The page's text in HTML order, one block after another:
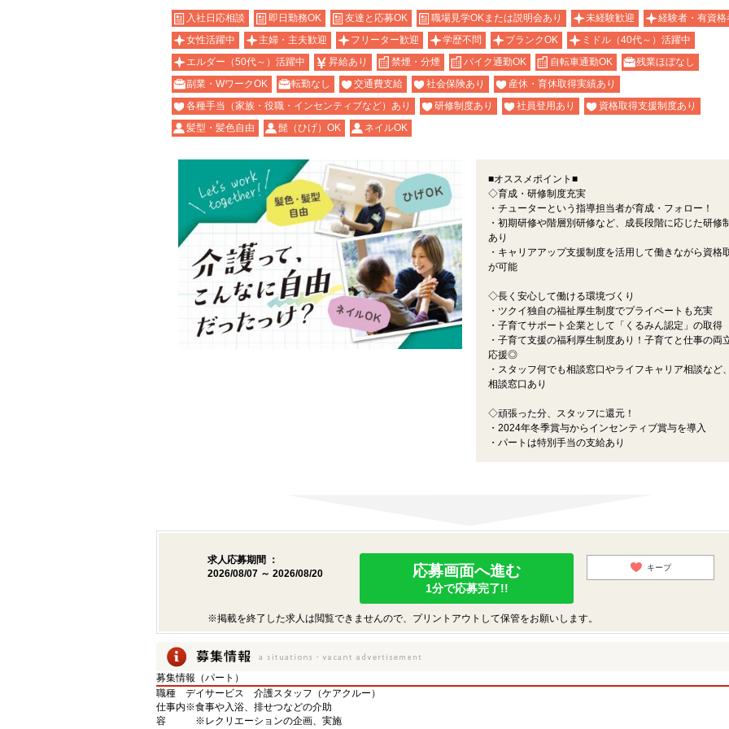
入社日応相談 即日勤務OK 友達と応募OK 職場見学OKまたは説明会あり 未経験歓迎
経験者・有資格
女性活躍中
主婦・主夫歓迎 フリーター歓迎 学歴不問 ブランクOK
ミドル（40代～）活躍中
エルダー（50代～）活躍中
昇給あり 禁煙・分煙 バイク通勤OK 自転車通勤OK
残業ほぼなし
副業・WワークOK
転勤なし 交通費支給 社会保険あり
産休・育休取得実績あり
各種手当（家族・役職・インセンティブなど）あり
研修制度あり 社員登用あり
資格取得支援制度あり
髪型・髪色自由
髭（ひげ）OK ネイルOK
■オススメポイント■
◇育成・研修制度充実
・チューターという指導担当者が育成・フォロー！
・初期研修や階層別研修など、成長段階に応じた研修
あり
・キャリアアップ支援制度を活用して働きながら資格
が可能
◇長く安心して働ける環境づくり
・ツクイ独自の福祉厚生制度でプライベートも充実
・子育てサポート企業として「くるみん認定」の取得
・子育て支援の福利厚生制度あり！子育てと仕事の両
応援◎
・スタッフ何でも相談窓口やライフキャリア相談など
相談窓口あり
◇頑張った分、スタッフに還元！
・2024年冬季賞与からインセンティブ賞与を導入
・パートは特別手当の支給あり
求人応募期間 ：
2026/08/07 ～ 2026/08/20
応募画面へ進む
1分で応募完了!!
キープ
※掲載を終了した求人は閲覧できませんので、プリントアウトして保管をお願いします。
募集情報（パート）
職種
デイサービス 介護スタッフ（ケアクルー）
仕事内
容
※食事や入浴、排せつなどの介助
※レクリエーションの企画、実施